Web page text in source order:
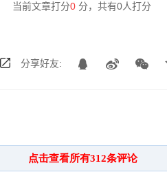
当前文章打分0 分，共有0人打分
分享好友: